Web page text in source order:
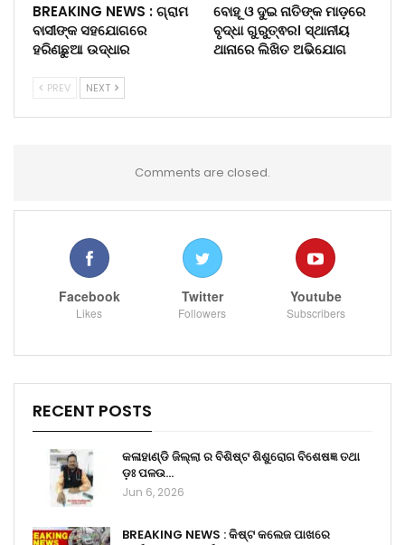
BREAKING NEWS : ଗ୍ରାମ
ବାସୀଙ୍କ ସହଯୋଗରେ
ହରିଣଛୁଆ ଉଦ୍ଧାର
ବୋହୂ ଓ ଦୁଇ ନାତିଙ୍କ ମାଡ଼ରେ
ବୃଦ୍ଧା ଗୁରୁତ୍ଵର। ସ୍ଥାନୀୟ
ଥାନାରେ ଲିଖିତ ଅଭିଯୋଗ
PREV NEXT
Comments are closed.
Facebook
Likes
Twitter
Followers
Youtube
Subscribers
RECENT POSTS
କଳାହାଣ୍ଡି ଜିଲ୍ଲା ର ବିଶିଷ୍ଟ ଶିଶୁରୋଗ ବିଶେଷଜ୍ଞ ତଥା
ଡ଼ଃ ପଳଉ…
Jun 6, 2026
BREAKING NEWS : କିଷ୍ଟ କଲେଜ ପାଖରେ